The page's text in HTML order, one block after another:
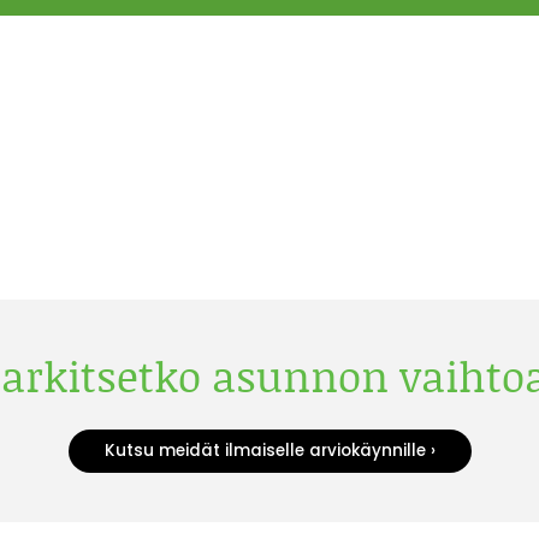
asunnon
Kutsu meidät ilmaiselle arviokäynnille ›